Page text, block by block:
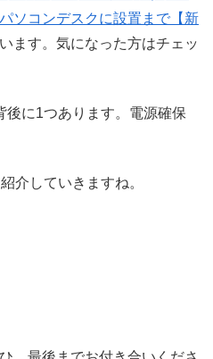
ソコンデスクに設置まで【新
ます。気になった方はチェッ
後に1つあります。電源確保
介していきますね。